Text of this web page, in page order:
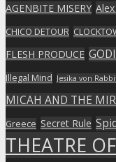
AGENBITE MISERY
CHICO DETOUR
FLESH PRODUCE
Illegal Mind Jesika von
MICAH AND THE
Greece Secret Rule
THEATRE